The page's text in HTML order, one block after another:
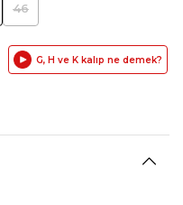
46
G, H ve K kalıp ne demek?